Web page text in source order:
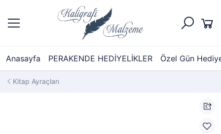
Anasayfa PERAKENDE HEDİYELİKLER Özel Gün
Kitap Ayraçları